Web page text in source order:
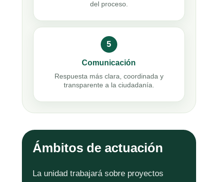
del proceso.
5
Comunicación
Respuesta más clara, coordinada y
transparente a la ciudadanía.
Ámbitos de actuación
La unidad trabajará sobre proyectos